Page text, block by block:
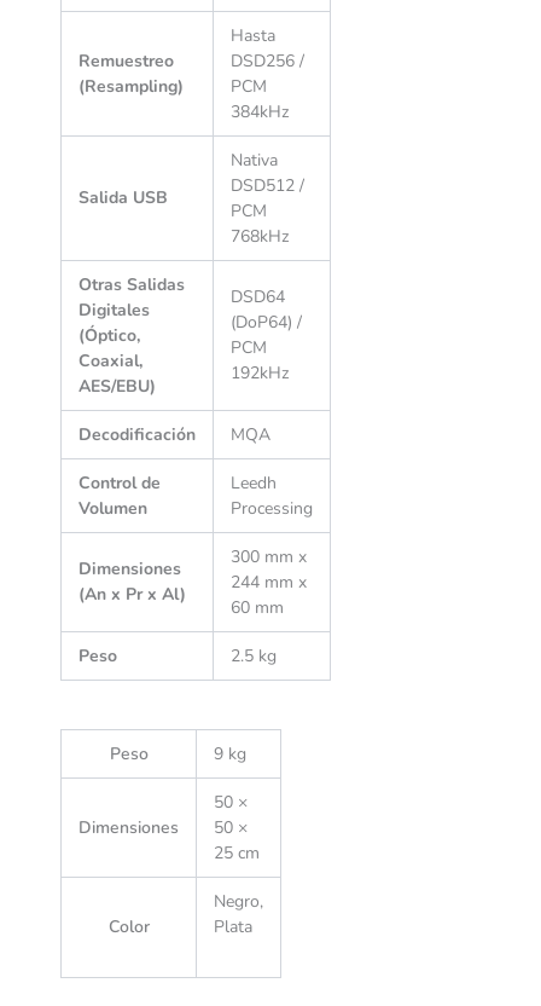
Remuestreo
(Resampling)
Hasta
DSD256 /
PCM
384kHz
Salida USB
Nativa
DSD512 /
PCM
768kHz
Otras Salidas
Digitales
(Óptico,
Coaxial,
AES/EBU)
DSD64
(DoP64) /
PCM
192kHz
Decodificación MQA
Control de
Volumen
Leedh
Processing
Dimensiones
(An x Pr x Al)
300 mm x
244 mm x
60 mm
Peso 2.5 kg
Peso 9 kg
Dimensiones
50 ×
50 ×
25 cm
Color
Negro,
Plata